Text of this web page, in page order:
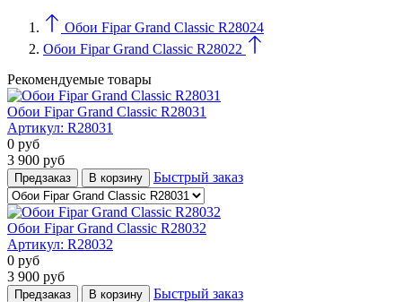
Обои Fipar Grand Classic R28024
Обои Fipar Grand Classic R28022
Рекомендуемые товары
Обои Fipar Grand Classic R28031
Артикул: R28031
0 руб
3 900 руб
Предзаказ В корзину Быстрый заказ
Обои Fipar Grand Classic R28032
Артикул: R28032
0 руб
3 900 руб
Предзаказ В корзину Быстрый заказ